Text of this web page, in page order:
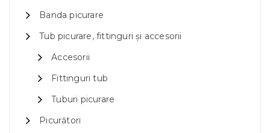
Banda picurare
Tub picurare, fittinguri și accesorii
Accesorii
Fittinguri tub
Tuburi picurare
Picurători